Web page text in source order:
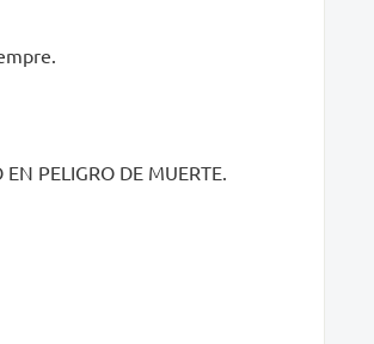
PELIGRO DE MUERTE.